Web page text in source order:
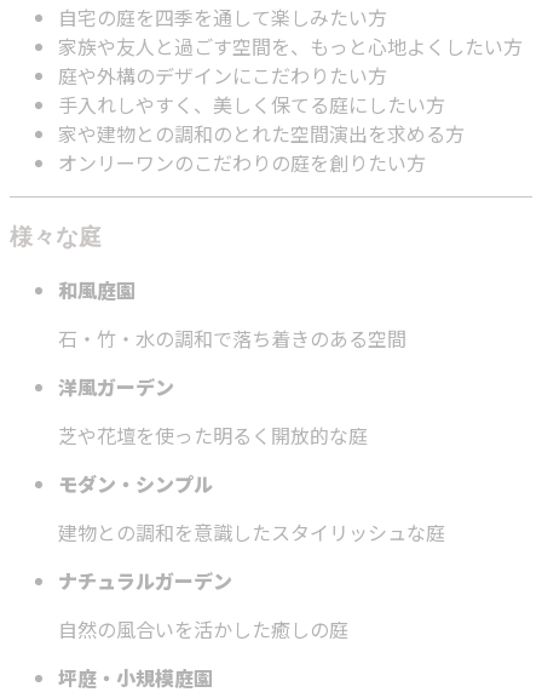
自宅の庭を四季を通して楽しみたい方
家族や友人と過ごす空間を、もっと心地よくしたい方
庭や外構のデザインにこだわりたい方
手入れしやすく、美しく保てる庭にしたい方
家や建物との調和のとれた空間演出を求める方
オンリーワンのこだわりの庭を創りたい方
様々な庭
和風庭園
石・竹・水の調和で落ち着きのある空間
洋風ガーデン
芝や花壇を使った明るく開放的な庭
モダン・シンプル
建物との調和を意識したスタイリッシュな庭
ナチュラルガーデン
自然の風合いを活かした癒しの庭
坪庭・小規模庭園